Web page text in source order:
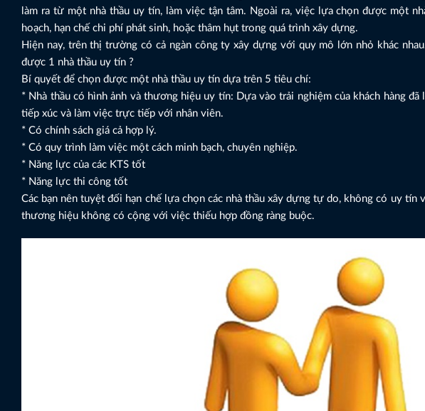
làm ra từ một nhà thầu uy tín, làm việc tận tâm. Ngoài ra, việc lựa chọn được một
hoạch, hạn chế chi phí phát sinh, hoặc thâm hụt trong quá trình xây dựng.
Hiện nay, trên thị trường có cả ngàn công ty xây dựng với quy mô lớn nhỏ khác
được 1 nhà thầu uy tín ?
Bí quyết để chọn được một nhà thầu uy tín dựa trên 5 tiêu chí:
* Nhà thầu có hình ảnh và thương hiệu uy tín: Dựa vào trải nghiệm của khách hàng
tiếp xúc và làm việc trực tiếp với nhân viên.
* Có chính sách giá cả hợp lý.
* Có quy trình làm việc một cách minh bạch, chuyên nghiệp.
* Năng lực của các KTS tốt
* Năng lực thi công tốt
Các bạn nên tuyệt đối hạn chế lựa chọn các nhà thầu xây dựng tự do, không có uy tín
thương hiệu không có cộng với việc thiếu hợp đồng ràng buộc.